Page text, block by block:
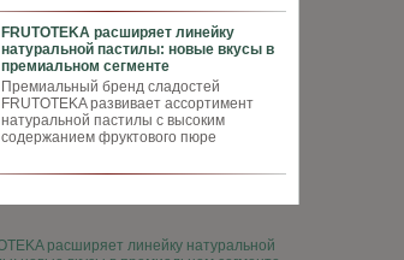
FRUTOTEKA расширяет линейку
натуральной пастилы: новые вкусы в
премиальном сегменте
Премиальный бренд сладостей
FRUTOTEKA развивает ассортимент
натуральной пастилы с высоким
содержанием фруктового пюре